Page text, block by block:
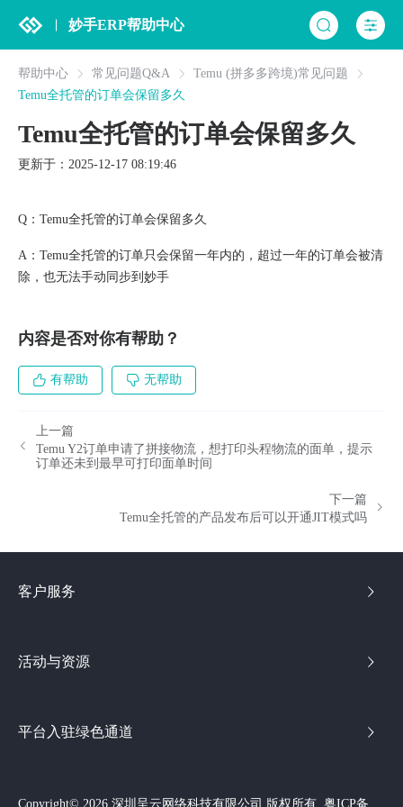
妙手ERP帮助中心
帮助中心 常见问题Q&A
Temu (拼多多跨境)常见问题
Temu全托管的订单会保留多久
Temu全托管的订单会保留多久
更新于：2025-12-17 08:19:46
Q：Temu全托管的订单会保留多久
A：Temu全托管的订单只会保留一年内的，超过一年的订单会被清
除，也无法手动同步到妙手
内容是否对你有帮助？
有帮助 无帮助
上一篇
Temu Y2订单申请了拼接物流，想打印头程物流的面单，提示
订单还未到最早可打印面单时间
下一篇
Temu全托管的产品发布后可以开通JIT模式吗
客户服务
活动与资源
平台入驻绿色通道
Copyright© 2026 深圳呈云网络科技有限公司 版权所有 粤ICP备